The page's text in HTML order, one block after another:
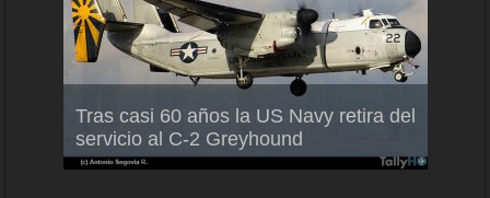
Tras casi 60 años la US Navy retira del
servicio al C-2 Greyhound